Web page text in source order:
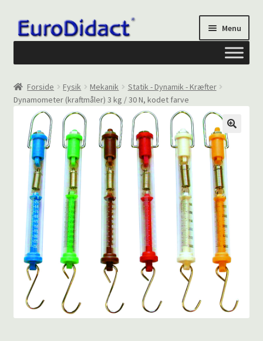
Spring
til
Spring
til
Menu
Om os
Privatliv og cookies
Kontakt formular
Din Konto
Forside Fysik Mekanik
Statik - Dynamik - Kræfter
Dynamometer (kraftmåler) 3 kg / 30 N, kodet farve